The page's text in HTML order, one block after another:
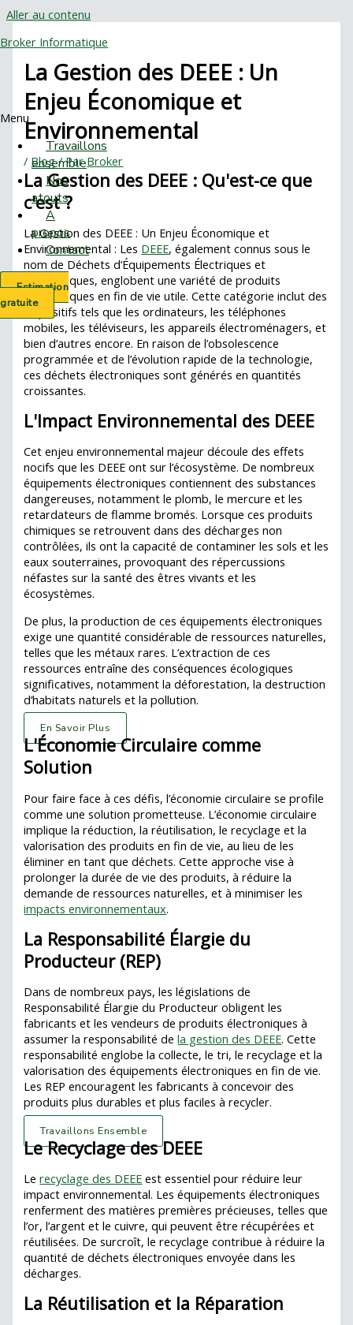
Aller au contenu
Broker Informatique
Menu
Travaillons
ensemble
Nos
atouts
A
propos
Contact
Estimation
gratuite
La Gestion des DEEE : Un
Enjeu Économique et
Environnemental
/ Blog/ ParBroker
La Gestion des DEEE : Qu'est-ce que
c'est ?
La Gestion des DEEE : Un Enjeu Économique et
Environnemental : Les DEEE, également connus sous le
nom de Déchets d’Équipements Électriques et
Électroniques, englobent une variété de produits
électroniques en fin de vie utile. Cette catégorie inclut des
dispositifs tels que les ordinateurs, les téléphones
mobiles, les téléviseurs, les appareils électroménagers, et
bien d’autres encore. En raison de l’obsolescence
programmée et de l’évolution rapide de la technologie,
ces déchets électroniques sont générés en quantités
croissantes.
L'Impact Environnemental des DEEE
Cet enjeu environnemental majeur découle des effets
nocifs que les DEEE ont sur l’écosystème. De nombreux
équipements électroniques contiennent des substances
dangereuses, notamment le plomb, le mercure et les
retardateurs de flamme bromés. Lorsque ces produits
chimiques se retrouvent dans des décharges non
contrôlées, ils ont la capacité de contaminer les sols et les
eaux souterraines, provoquant des répercussions
néfastes sur la santé des êtres vivants et les
écosystèmes.
De plus, la production de ces équipements électroniques
exige une quantité considérable de ressources naturelles,
telles que les métaux rares. L’extraction de ces
ressources entraîne des conséquences écologiques
significatives, notamment la déforestation, la destruction
d’habitats naturels et la pollution.
En Savoir Plus
L'Économie Circulaire comme
Solution
Pour faire face à ces défis, l’économie circulaire se profile
comme une solution prometteuse. L’économie circulaire
implique la réduction, la réutilisation, le recyclage et la
valorisation des produits en fin de vie, au lieu de les
éliminer en tant que déchets. Cette approche vise à
prolonger la durée de vie des produits, à réduire la
demande de ressources naturelles, et à minimiser les
impacts environnementaux.
La Responsabilité Élargie du
Producteur (REP)
Dans de nombreux pays, les législations de
Responsabilité Élargie du Producteur obligent les
fabricants et les vendeurs de produits électroniques à
assumer la responsabilité dela gestion des DEEE. Cette
responsabilité englobe la collecte, le tri, le recyclage et la
valorisation des équipements électroniques en fin de vie.
Les REP encouragent les fabricants à concevoir des
produits plus durables et plus faciles à recycler.
Travaillons Ensemble
Le Recyclage des DEEE
Lerecyclage des DEEE est essentiel pour réduire leur
impact environnemental. Les équipements électroniques
renferment des matières premières précieuses, telles que
l’or, l’argent et le cuivre, qui peuvent être récupérées et
réutilisées. De surcroît, le recyclage contribue à réduire la
quantité de déchets électroniques envoyée dans les
décharges.
La Réutilisation et la Réparation